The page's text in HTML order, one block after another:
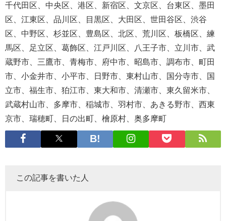
千代田区、中央区、港区、新宿区、文京区、台東区、墨田
区、江東区、品川区、目黒区、大田区、世田谷区、渋谷
区、中野区、杉並区、豊島区、北区、荒川区、板橋区、練
馬区、足立区、葛飾区、江戸川区、八王子市、立川市、武
蔵野市、三鷹市、青梅市、府中市、昭島市、調布市、町田
市、小金井市、小平市、日野市、東村山市、国分寺市、国
立市、福生市、狛江市、東大和市、清瀬市、東久留米市、
武蔵村山市、多摩市、稲城市、羽村市、あきる野市、西東
京市、瑞穂町、日の出町、檜原村、奥多摩町
この記事を書いた人